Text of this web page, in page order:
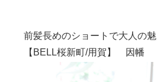
前髪長めのショートで大人の
【BELL桜新町/用賀】 因幡